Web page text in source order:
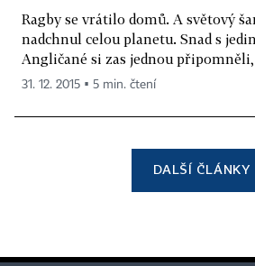
Ragby se vrátilo domů. A světový
nadchnul celou planetu. Snad s
Angličané si zas jednou připomněli,
31. 12. 2015 ▪ 5 min. čtení
DALŠÍ ČLÁNKY